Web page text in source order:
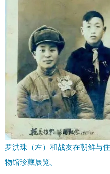
罗洪珠（左）和战友在朝鲜与
物馆珍藏展览。